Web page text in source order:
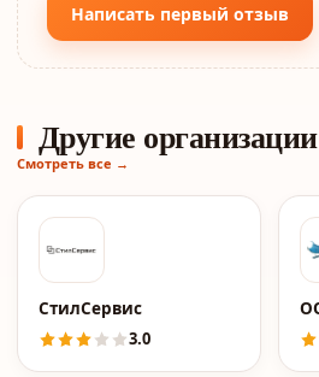
Написать первый отзыв
Другие
Смотреть все →
СтилСервис
3.0